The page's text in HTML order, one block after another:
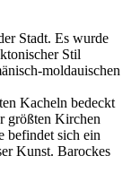
Stadt. Es wurde
Stil
moldauischen
Kacheln bedeckt
größten Kirchen
befindet sich ein
Kunst. Barockes